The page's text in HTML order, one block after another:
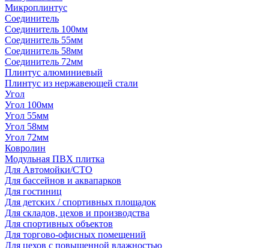
Микроплинтус
Соединитель
Соединитель 100мм
Соединитель 55мм
Соединитель 58мм
Соединитель 72мм
Плинтус алюминиевый
Плинтус из нержавеющей стали
Угол
Угол 100мм
Угол 55мм
Угол 58мм
Угол 72мм
Ковролин
Модульная ПВХ плитка
Для Автомойки/СТО
Для бассейнов и аквапарков
Для гостиниц
Для детских / спортивных площадок
Для складов, цехов и производства
Для спортивных объектов
Для торгово-офисных помещений
Для цехов с повышенной влажностью